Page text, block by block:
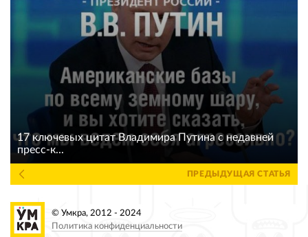
17 ключевых цитат Владимира Путина с недавней
пресс-к...
ПРЕДЫДУЩАЯ СТАТЬЯ
© Умкра, 2012 - 2024
Политика конфиденциальности